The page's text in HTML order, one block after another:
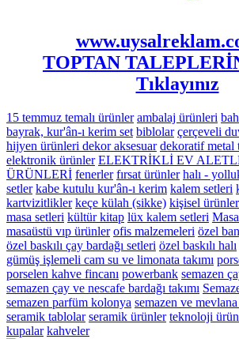
TOPTAN
Tıklayınız
15 temmuz temalı ürünler ambalaj ürünleri
bayrak, kur'ân-ı kerim set biblolar çerçeveli
hijyen ürünleri dekor aksesuar dekoratif metal
elektronik ürünler ELEKTRİKLİ EV
ÜRÜNLERİ fenerler fırsat ürünler halı -
setler kabe kutulu kur'ân-ı kerim kalem setleri
kartvizitlikler keçe külah (sikke) kişisel ürünler
masa setleri kültür kitap lüx kalem setleri
masaüstü vıp ürünler ofis malzemeleri özel
özel baskılı çay bardağı setleri özel baskılı halı
gümüş işlemeli cam su ve limonata takımı
porselen kahve fincanı powerbank semazen
semazen çay ve nescafe bardağı takımı
semazen parfüm kolonya semazen ve
seramik tablolar seramik ürünler teknoloji
kupalar kahveler